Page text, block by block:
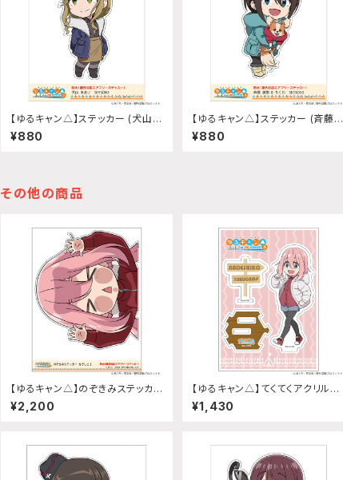
【ゆるキャン△】ステッカー (犬山あ
おい『SEASON3』)
¥880
【ゆるキャン△】ステッカー (斉藤恵
那『SEASON3』)
¥880
その他の商品
【ゆるキャン△】のぞきみステッカ
ー (各務原なでしこ2『SEASON
3』)A4サイズ
¥2,200
【ゆるキャン△】てくてくアクリルス
タンド(『SEASON3』各務原 なで
しこ)
¥1,430